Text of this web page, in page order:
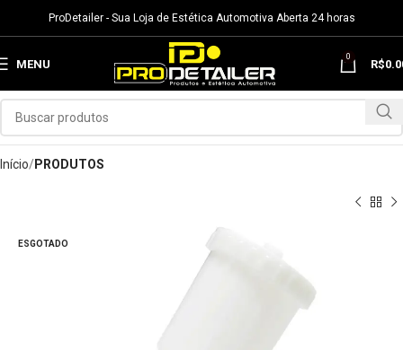
ProDetailer - Sua Loja de Estética Automotiva Aberta 24 horas
MENU
0
R$
Início PRODUTOS
ESGOTADO